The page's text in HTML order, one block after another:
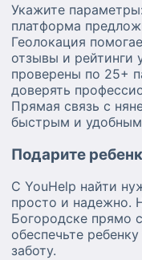
Укажите
платформа
Геолокация
отзывы и рейтинги
проверены по 25+
доверять
Прямая связь с
быстрым и
Подарите
С YouHelp найти
просто и надежно.
Богородске прямо
обеспечьте
заботу.